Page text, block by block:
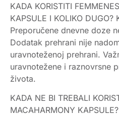
KADA KORISTITI
KAPSULE I KOLIKO
Preporučene dnevne doze
Dodatak prehrani nije
uravnoteženoj prehrani.
uravnotežene i raznovrsne
života.
KADA NE BI TREBALI
MACAHARMONY